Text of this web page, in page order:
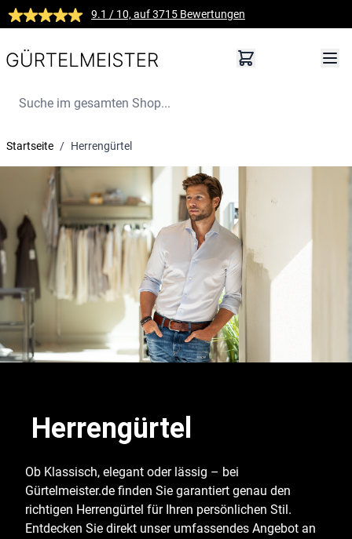
Zum Inhalt springen
9.1 / 10, auf3715 Bewertungen
Suche im gesamten Shop...
Startseite / Herrengürtel
Herrengürtel
Ob Klassisch, elegant oder lässig – bei
Gürtelmeister.de finden Sie garantiert genau den
richtigen Herrengürtel für Ihren persönlichen Stil.
Entdecken Sie direkt unser umfassendes Angebot an